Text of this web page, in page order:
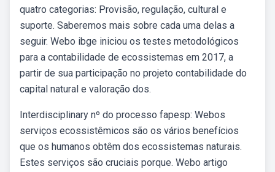
quatro categorias: Provisão, regulação, cultural e
suporte. Saberemos mais sobre cada uma delas a
seguir. Webo ibge iniciou os testes metodológicos
para a contabilidade de ecossistemas em 2017, a
partir de sua participação no projeto contabilidade do
capital natural e valoração dos.
Interdisciplinary nº do processo fapesp: Webos
serviços ecossistêmicos são os vários benefícios
que os humanos obtêm dos ecossistemas naturais.
Estes serviços são cruciais porque. Webo artigo